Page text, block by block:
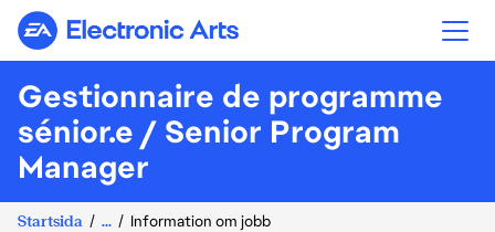
Electronic Arts
Gestionnaire de programme
sénior.e / Senior Program
Manager
Startsida ... Information om jobb